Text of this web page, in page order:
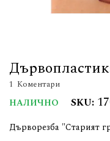
1 Коментари
НАЛИЧНО SKU
Дърворезба "Старият